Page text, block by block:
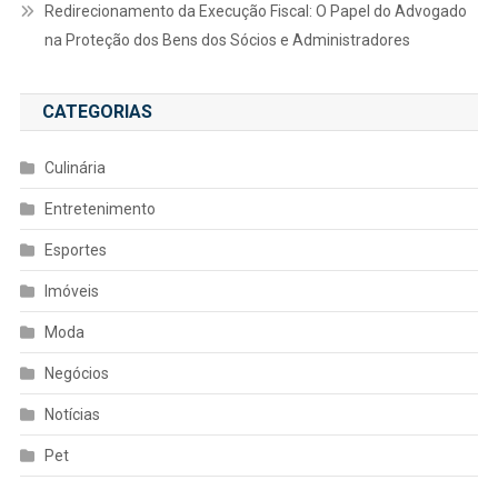
Redirecionamento da Execução Fiscal: O Papel do Advogado
na Proteção dos Bens dos Sócios e Administradores
CATEGORIAS
Culinária
Entretenimento
Esportes
Imóveis
Moda
Negócios
Notícias
Pet